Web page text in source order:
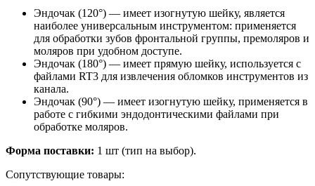
Эндочак (120°) — имеет изогнутую шейку, является
наиболее универсальным инструментом: применяется
для обработки зубов фронтальной группы, премоляров и
моляров при удобном доступе.
Эндочак (180°) — имеет прямую шейку, используется с
файлами RT3 для извлечения обломков инструментов из
канала.
Эндочак (90°) — имеет изогнутую шейку, применяется в
работе с гибкими эндодонтическими файлами при
обработке моляров.
Форма поставки: 1 шт (тип на выбор).
Сопутствующие товары: